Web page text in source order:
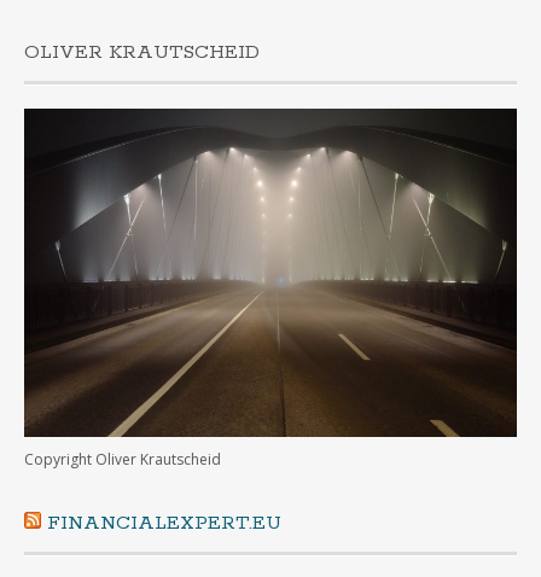
OLIVER KRAUTSCHEID
Copyright Oliver Krautscheid
FINANCIALEXPERT.EU